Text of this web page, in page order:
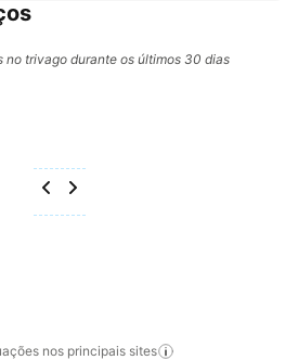
no trivago durante os últimos 30 dias
nos principais sites